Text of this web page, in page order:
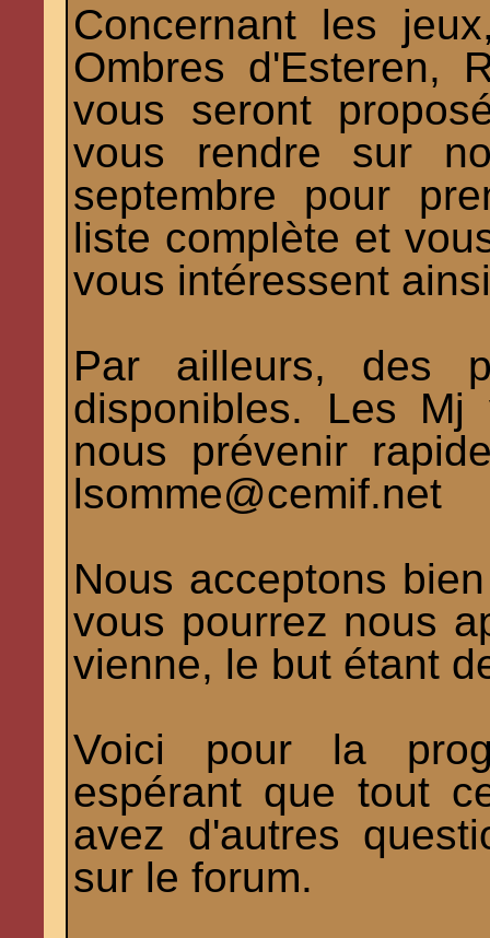
Concernant les
Ombres d'Esteren,
vous seront
vous rendre sur
septembre pour
liste complète et
vous intéressent
Par ailleurs, des
disponibles. Les
nous prévenir
lsomme@cemif.net
Nous acceptons
vous pourrez nous
vienne, le but étant
Voici pour la
espérant que tout
avez d'autres
sur le forum.